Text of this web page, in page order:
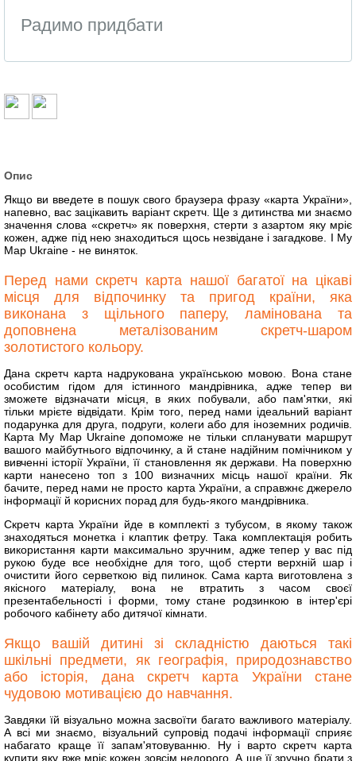
Радимо придбати
Опис
Якщо ви введете в пошук свого браузера фразу «карта України»,
напевно, вас зацікавить варіант скретч. Ще з дитинства ми знаємо
значення слова «скретч» як поверхня, стерти з азартом яку мріє
кожен, адже під нею знаходиться щось незвідане і загадкове. І My
Map Ukraine - не виняток.
Перед нами скретч карта нашої багатої на цікаві
місця для відпочинку та пригод країни, яка
виконана з щільного паперу, ламінована та
доповнена металізованим скретч-шаром
золотистого кольору.
Дана скретч карта надрукована українською мовою. Вона стане
особистим гідом для істинного мандрівника, адже тепер ви
зможете відзначати місця, в яких побували, або пам'ятки, які
тільки мрієте відвідати. Крім того, перед нами ідеальний варіант
подарунка для друга, подруги, колеги або для іноземних родичів.
Карта My Map Ukraine допоможе не тільки спланувати маршрут
вашого майбутнього відпочинку, а й стане надійним помічником у
вивченні історії України, її становлення як держави. На поверхню
карти нанесено топ з 100 визначних місць нашої країни. Як
бачите, перед нами не просто карта України, а справжнє джерело
інформації й корисних порад для будь-якого мандрівника.
Скретч карта України йде в комплекті з тубусом, в якому також
знаходяться монетка і клаптик фетру. Така комплектація робить
використання карти максимально зручним, адже тепер у вас під
рукою буде все необхідне для того, щоб стерти верхній шар і
очистити його серветкою від пилинок. Сама карта виготовлена з
якісного матеріалу, вона не втратить з часом своєї
презентабельності і форми, тому стане родзинкою в інтер'єрі
робочого кабінету або дитячої кімнати.
Якщо вашій дитині зі складністю даються такі
шкільні предмети, як географія, природознавство
або історія, дана скретч карта України стане
чудовою мотивацією до навчання.
Завдяки їй візуально можна засвоїти багато важливого матеріалу.
А всі ми знаємо, візуальний супровід подачі інформації сприяє
набагато краще її запам'ятовуванню. Ну і варто скретч карта
купити яку вже мріє кожен зовсім недорого. А ще її зручно брати з